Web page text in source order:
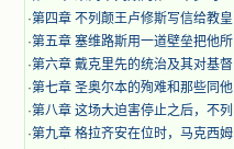
·第四章 不列颠王卢修斯写信给教皇
·第五章 塞维路斯用一道壁垒把他所
·第六章 戴克里先的统治及其对基督
·第七章 圣奥尔本的殉难和那些同他
·第八章 这场大迫害停止之后，不列
·第九章 格拉齐安在位时，马克西姆